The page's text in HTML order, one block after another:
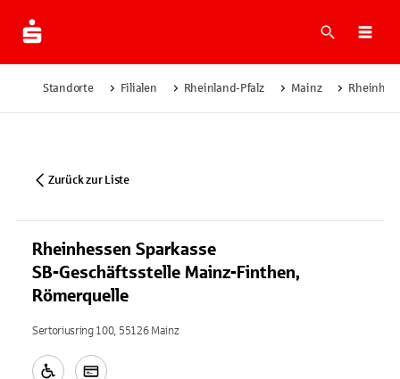
Suche
Standorte Filialen Rheinland-Pfalz Mainz
Zurück zur Liste
Rheinhessen Sparkasse
SB-Geschäftsstelle Mainz-Finthen,
Römerquelle
Sertoriusring 100, 55126 Mainz